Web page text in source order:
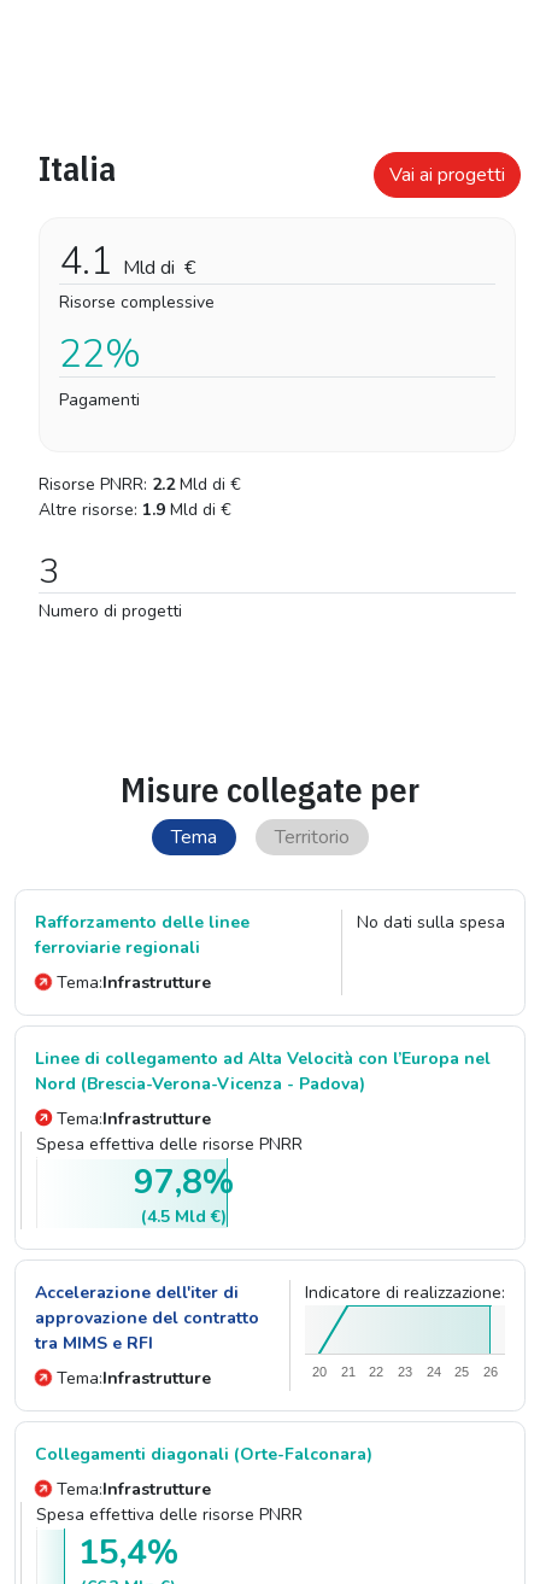
Italia Vai ai progetti
4.1 Mld di €
Risorse complessive
22%
Pagamenti
Risorse PNRR: 2.2 Mld di €
Altre risorse: 1.9 Mld di €
3
Numero di progetti
Misure collegate per
Tema Territorio
Rafforzamento delle linee
ferroviarie regionali
Tema:Infrastrutture
No dati sulla spesa
Linee di collegamento ad Alta Velocità con l’Europa nel
Nord (Brescia-Verona-Vicenza - Padova)
Tema:Infrastrutture
Spesa effettiva delle risorse PNRR
97,8%
(4.5 Mld €)
Accelerazione dell'iter di
approvazione del contratto
tra MIMS e RFI
Tema:Infrastrutture
Indicatore di realizzazione:
20 21 22 23 24 25 26
Collegamenti diagonali (Orte-Falconara)
Tema:Infrastrutture
Spesa effettiva delle risorse PNRR
15,4%